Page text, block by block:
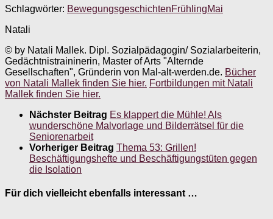
Schlagwörter: BewegungsgeschichtenFrühlingMai
Natali
© by Natali Mallek. Dipl. Sozialpädagogin/ Sozialarbeiterin,
Gedächtnistraininerin, Master of Arts "Alternde
Gesellschaften", Gründerin von Mal-alt-werden.de. Bücher
von Natali Mallek finden Sie hier. Fortbildungen mit Natali
Mallek finden Sie hier.
Nächster Beitrag Es klappert die Mühle! Als
wunderschöne Malvorlage und Bilderrätsel für die
Seniorenarbeit
Vorheriger Beitrag Thema 53: Grillen!
Beschäftigungshefte und Beschäftigungstüten gegen
die Isolation
Für dich vielleicht ebenfalls interessant …